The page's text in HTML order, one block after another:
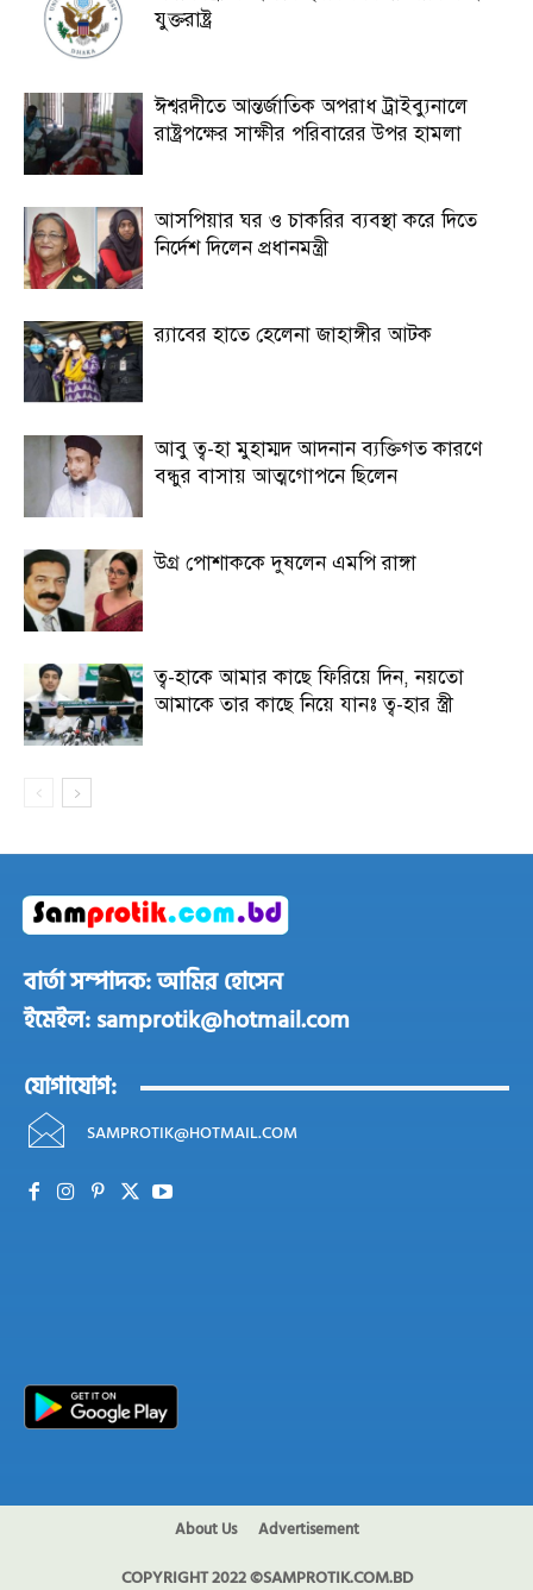
যুক্তরাষ্ট্র
ঈশ্বরদীতে আন্তর্জাতিক অপরাধ ট্রাইব্যুনালে
রাষ্ট্রপক্ষের সাক্ষীর পরিবারের উপর হামলা
আসপিয়ার ঘর ও চাকরির ব্যবস্থা করে দিতে
নির্দেশ দিলেন প্রধানমন্ত্রী
র‍্যাবের হাতে হেলেনা জাহাঙ্গীর আটক
আবু ত্ব-হা মুহাম্মদ আদনান ব্যক্তিগত কারণে
বন্ধুর বাসায় আত্মগোপনে ছিলেন
উগ্র পোশাককে দুষলেন এমপি রাঙ্গা
ত্ব-হাকে আমার কাছে ফিরিয়ে দিন, নয়তো
আমাকে তার কাছে নিয়ে যানঃ ত্ব-হার স্ত্রী
বার্তা সম্পাদক: আমির হোসেন
ইমেইল: samprotik@hotmail.com
যোগাযোগ:
SAMPROTIK@HOTMAIL.COM
About Us Advertisement
COPYRIGHT 2022 ©SAMPROTIK.COM.BD